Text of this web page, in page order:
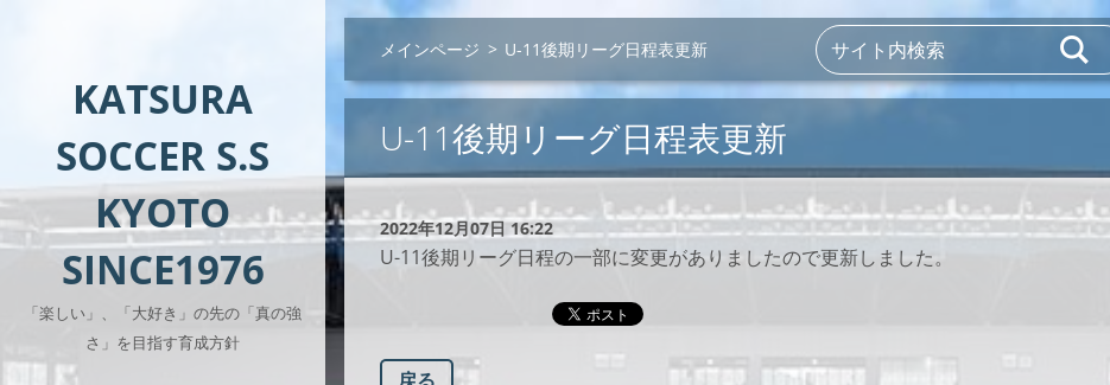
KATSURA
SOCCER S.S
KYOTO
SINCE1976
「楽しい」、「大好き」の先の「真の強
さ」を目指す育成方針
メインページ > U-11後期リーグ日程表更新
U-11後期リーグ日程表更新
2022年12月07日 16:22
U-11後期リーグ日程の一部に変更がありましたので更新しました。